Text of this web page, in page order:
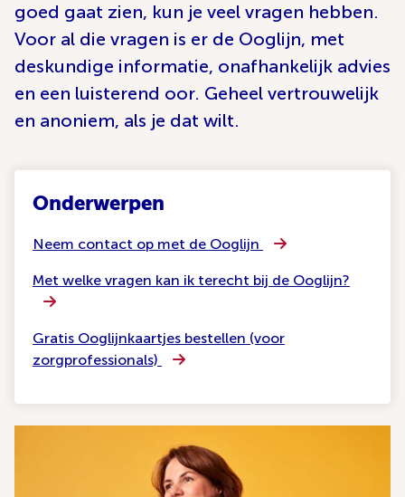
goed gaat zien, kun je veel vragen hebben.
Voor al die vragen is er de Ooglijn, met
deskundige informatie, onafhankelijk advies
en een luisterend oor. Geheel vertrouwelijk
en anoniem, als je dat wilt.
Onderwerpen
Neem contact op met de Ooglijn
Met welke vragen kan ik terecht bij de Ooglijn?
Gratis Ooglijnkaartjes bestellen (voor
zorgprofessionals)